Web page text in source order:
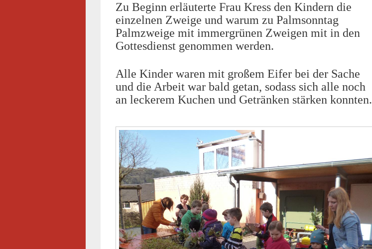
Zu Beginn erläuterte Frau Kress den Kindern die
einzelnen Zweige und warum zu Palmsonntag
Palmzweige mit immergrünen Zweigen mit in den
Gottesdienst genommen werden.
Alle Kinder waren mit großem Eifer bei der Sache
und die Arbeit war bald getan, sodass sich alle noch
an leckerem Kuchen und Getränken stärken konnten.